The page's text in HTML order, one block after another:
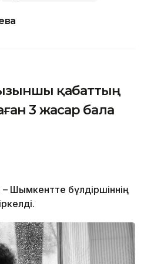
қабаттың
3 жасар бала
Шымкентте бүлдіршіннің